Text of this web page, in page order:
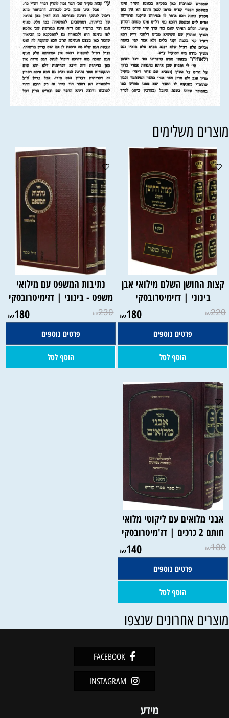
משלימים
קצות החושן השלם מילואי אבן
בינוני | דזימיטרובסקי
₪220
₪180
פרטים נוספים
הוסף לסל
נתיבות המשפט עם מילואי
משפט - בינוני | דזימיטרובסקי
₪230
₪180
פרטים נוספים
הוסף לסל
אבני מלואים עם ליקוטי מלואי
חותם 2 כרכים | דז'מיטרובסקי
₪180
₪140
פרטים נוספים
הוסף לסל
אחרונים שנצפו
FACEBOOK
INSTAGRAM
מידע